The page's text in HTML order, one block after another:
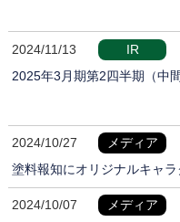
2024/11/13
IR
2025年3月期第2四半期（中
2024/10/27
メディア
塗料報知にオリジナルキャ
2024/10/07
メディア